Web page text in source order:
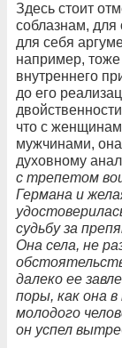
Здесь стоит
соблазнам,
для себя
например,
внутреннего
до его
что с
мужчинами,
духовному
с трепетом
Германа и
судьбу за
Она села, не
далеко ее
поры, как она
молодого
он успел